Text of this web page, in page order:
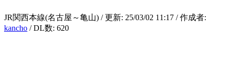
JR関西本線(名古屋～亀山) / 更新: 25/03/02 11:17 / 作成者:
kancho / DL数: 620